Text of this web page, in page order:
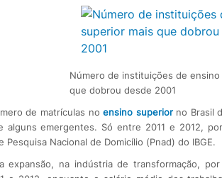
Número de instituições de ensino
que dobrou desde 2001
de matrículas noensino superiorno Brasil
alguns emergentes. Só entre 2011 e 2012,
Pesquisa Nacional de Domicílio (Pnad) do IBGE.
expansão, na indústria de transformação,